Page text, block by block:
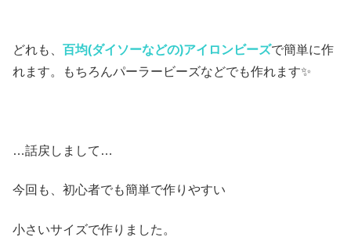
どれも、 百均(ダイソーなどの)アイ ロンビーズで簡単に作
れます。もちろんパーラービーズなどでも作れます✨
…話戻しまして…
今回も、初心者でも簡単で作りやすい
小さいサイズで作りました。